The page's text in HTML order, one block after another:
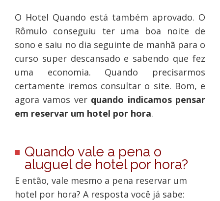
O Hotel Quando está também aprovado. O
Rômulo conseguiu ter uma boa noite de
sono e saiu no dia seguinte de manhã para o
curso super descansado e sabendo que fez
uma economia. Quando precisarmos
certamente iremos consultar o site. Bom, e
agora vamos ver quando indicamos pensar
em reservar um hotel por hora.
Quando vale a pena o
aluguel de hotel por hora?
E então, vale mesmo a pena reservar um
hotel por hora? A resposta você já sabe: